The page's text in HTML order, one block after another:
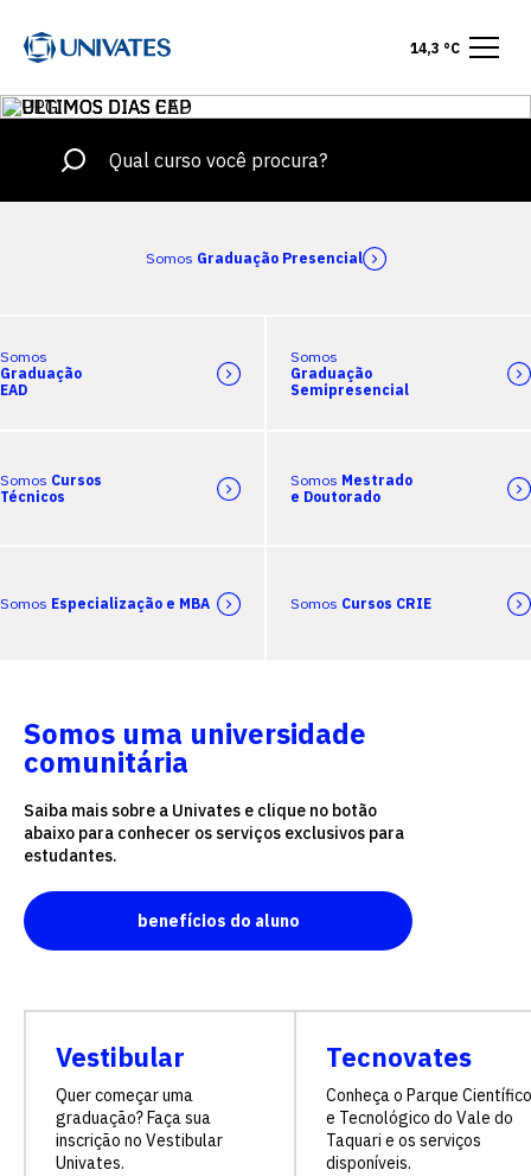
14,3 °C
Somos Graduação Presencial
Somos
Graduação
EAD
Somos
Graduação
Semipresencial
Somos Cursos
Técnicos
Somos Mestrado
e Doutorado
Somos Especialização e MBA Somos Cursos CRIE
Somos uma universidade
comunitária
Saiba mais sobre a Univates e clique no botão
abaixo para conhecer os serviços exclusivos para
estudantes.
benefícios do aluno
Vestibular
Quer começar uma
graduação? Faça sua
inscrição no Vestibular
Univates.
Tecnovates
Conheça o Parque Científico
e Tecnológico do Vale do
Taquari e os serviços
disponíveis.